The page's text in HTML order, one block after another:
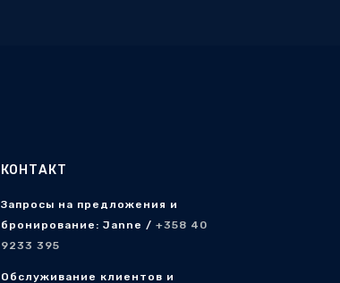
КОНТАКТ
Запросы на предложения и
бронирование: Janne / +358 40
9233 395
Обслуживание клиентов и